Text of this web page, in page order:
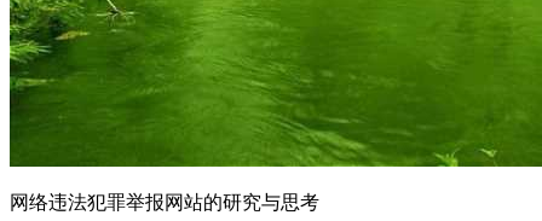
网络违法犯罪举报网站的研究与思考